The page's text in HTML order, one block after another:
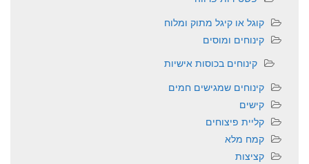
קוגל או קיגל מתוק ומלוח
קינוחים ומוסים
קינוחים בכוסות אישיות
קינוחים שמגישים חמים
קישים
קליית פיצוחים
קמח מלא
קציצות